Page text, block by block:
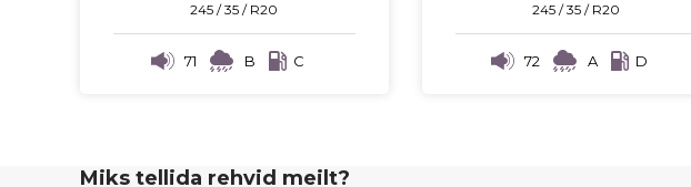
245 / 35 / R20
71 B C
245 / 35 / R20
72 A D
Miks tellida rehvid meilt?